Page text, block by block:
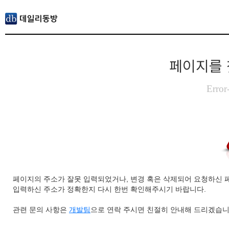
페이지를
페이지의 주소가 잘못 입력되었거나, 변경 혹은 삭제되어 요청하신
입력하신 주소가 정확한지 다시 한번 확인해주시기 바랍니다.
관련 문의 사항은 개발팀 으로 연락 주시면 친절히 안내해 드리겠습